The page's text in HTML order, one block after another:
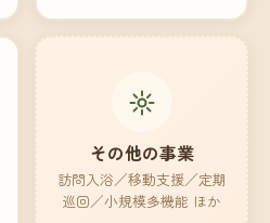
その他の事業
訪問入浴／移動支援／定期
巡回／小規模多機能 ほか